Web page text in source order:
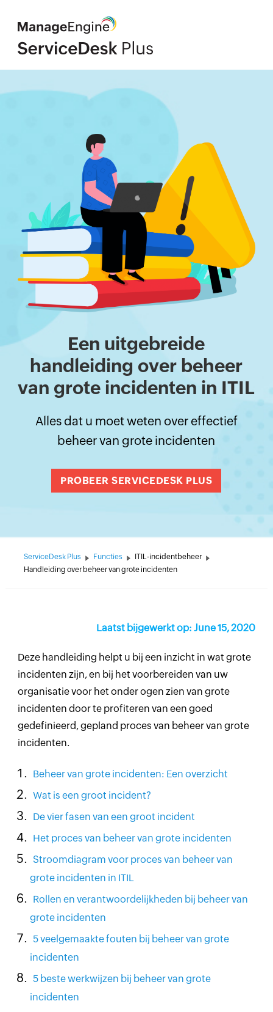
Een uitgebreide
handleiding over beheer
van grote incidenten in ITIL
Alles dat u moet weten over effectief
beheer van grote incidenten
PROBEER SERVICEDESK PLUS
ServiceDesk Plus Functies
ITIL-incidentbeheer
Handleiding over beheer van grote incidenten
Laatst bijgewerkt op: June 15, 2020
Deze handleiding helpt u bij een inzicht in wat grote
incidenten zijn, en bij het voorbereiden van uw
organisatie voor het onder ogen zien van grote
incidenten door te profiteren van een goed
gedefinieerd, gepland proces van beheer van grote
incidenten.
Beheer van grote incidenten: Een overzicht
Wat is een groot incident?
De vier fasen van een groot incident
Het proces van beheer van grote incidenten
Stroomdiagram voor proces van beheer van
grote incidenten in ITIL
Rollen en verantwoordelijkheden bij beheer van
grote incidenten
5 veelgemaakte fouten bij beheer van grote
incidenten
5 beste werkwijzen bij beheer van grote
incidenten